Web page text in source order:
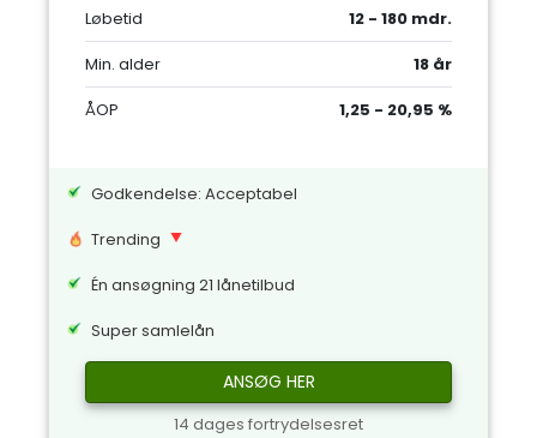
Løbetid
12 - 180 mdr.
Min. alder
18 år
ÅOP
1,25 - 20,95 %
Godkendelse: Acceptabel
Trending
Én ansøgning 21 lånetilbud
Super samlelån
ANSØG HER
14 dages fortrydelsesret